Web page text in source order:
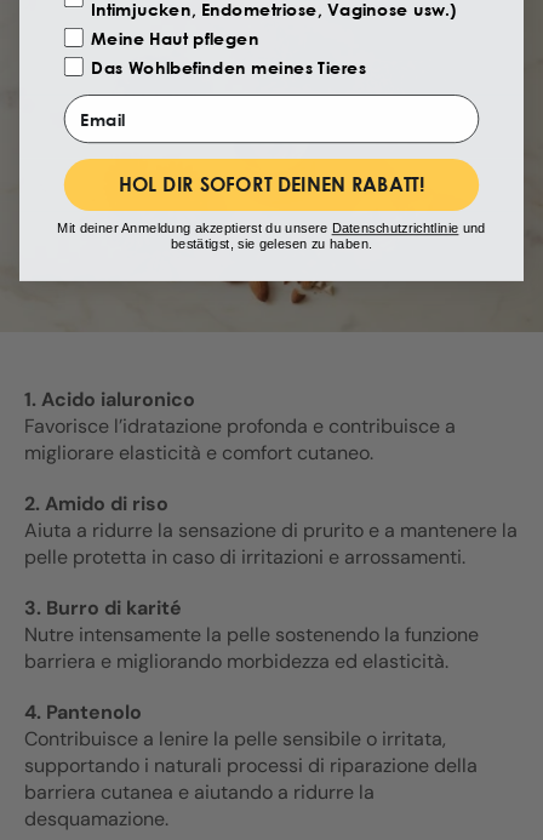
1. Acido ialuronico
Favorisce l’idratazione profonda e contribuisce a
migliorare elasticità e comfort cutaneo.
2. Amido di riso
Aiuta a ridurre la sensazione di prurito e a mantenere la
pelle protetta in caso di irritazioni e arrossamenti.
3. Burro di karité
Nutre intensamente la pelle sostenendo la funzione
barriera e migliorando morbidezza ed elasticità.
4. Pantenolo
Contribuisce a lenire la pelle sensibile o irritata,
supportando i naturali processi di riparazione della
barriera cutanea e aiutando a ridurre la
desquamazione.
Intimjucken, Endometriose, Vaginose usw.)
Meine Haut pflegen
Das Wohlbefinden meines Tieres
Email
HOL DIR SOFORT DEINEN RABATT!
Mit deiner Anmeldung akzeptierst du unsere Datenschutzrichtlinie und
bestätigst, sie gelesen zu haben.